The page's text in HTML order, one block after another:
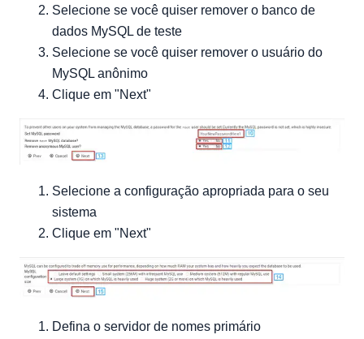
Selecione se você quiser remover o banco de
dados MySQL de teste
Selecione se você quiser remover o usuário do
MySQL anônimo
Clique em "Next"
Selecione a configuração apropriada para o seu
sistema
Clique em "Next"
Defina o servidor de nomes primário